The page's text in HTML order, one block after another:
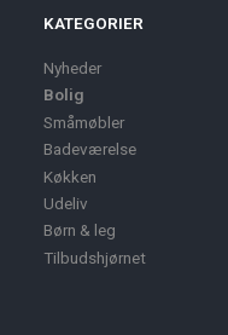
KATEGORIER
Nyheder
Bolig
Småmøbler
Badeværelse
Køkken
Udeliv
Børn & leg
Tilbudshjørnet